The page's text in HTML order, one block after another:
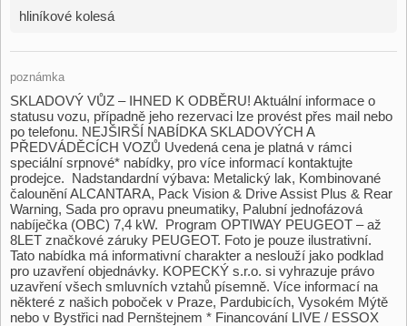
hliníkové kolesá
poznámka
SKLADOVÝ VŮZ – IHNED K ODBĚRU! Aktuální informace o
statusu vozu,​ případně jeho rezervaci lze provést přes mail nebo
po telefonu. NEJŠIRŠÍ NABÍDKA SKLADOVÝCH A
PŘEDVÁDĚCÍCH VOZŮ Uvedená cena je platná v rámci
speciální srpnové​* nabídky,​ pro více informací kontaktujte
prodejce. Nadstandardní výbava: Metalický lak,​ Kombinované
čalounění ALCANTARA,​ Pack Vision &​ Drive Assist Plus &​ Rear
Warning,​ Sada pro opravu pneumatiky,​ Palubní jednofázová
nabíječka (OBC) 7,​4 kW. Program OPTIWAY PEUGEOT – až
8LET značkové záruky PEUGEOT. Foto je pouze ilustrativní.
Tato nabídka má informativní charakter a neslouží jako podklad
pro uzavření objednávky. KOPECKÝ s.r.o. si vyhrazuje právo
uzavření všech smluvních vztahů písemně. Více informací na
některé z našich poboček v Praze,​ Pardubicích,​ Vysokém Mýtě
nebo v Bystřici nad Pernštejnem ​* Financování LIVE / ESSOX